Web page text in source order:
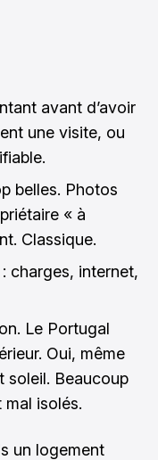
avant d’avoir
une visite, ou
belles. Photos
« à
Classique.
charges, internet,
Le Portugal
Oui, même
soleil. Beaucoup
isolés.
un logement